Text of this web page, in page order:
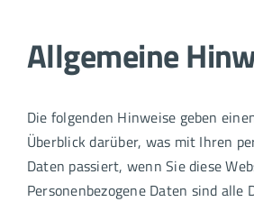
Allgemeine
Die folgenden Hinweise geben
Überblick darüber, was mit Ihren
Daten passiert, wenn Sie diese
Personenbezogene Daten sind alle